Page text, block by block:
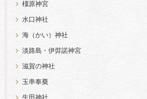
橿原神宮
水口神社
海（かい）神社
淡路島・伊弉諾神宮
滋賀の神社
玉串奉奠
生田神社